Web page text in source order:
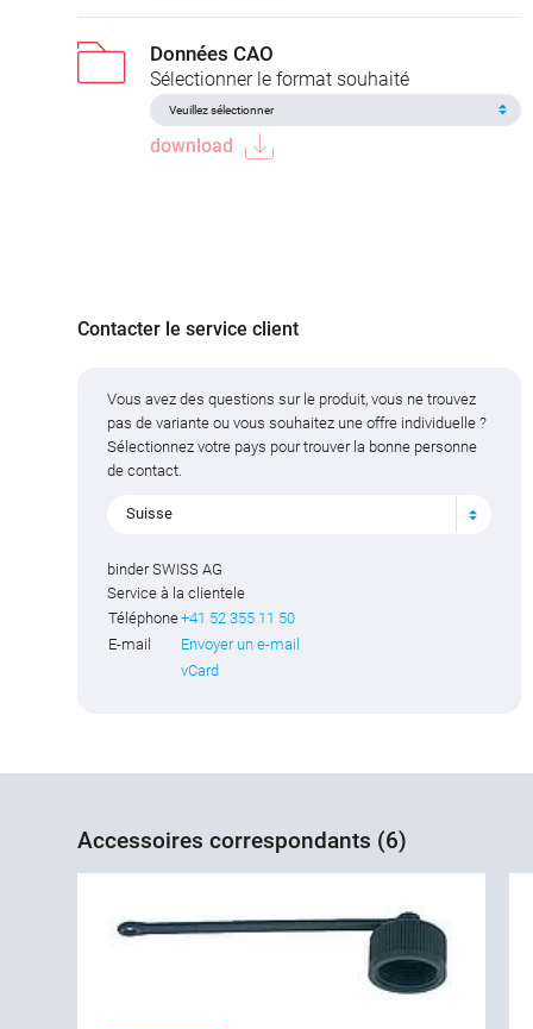
Données CAO
Sélectionner le format souhaité
download
Contacter le service client
Vous avez des questions sur le produit, vous ne trouvez
pas de variante ou vous souhaitez une offre individuelle ?
Sélectionnez votre pays pour trouver la bonne personne
de contact.
Suisse
binder SWISS AG
Service à la clientele
Téléphone+41 52 355 11 50
E-mail
Envoyer un e-mail
vCard
Accessoires correspondants (6)